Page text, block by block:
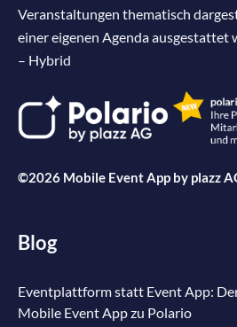
Veranstaltungen thematisch
einer eigenen Agenda ausgestattet
– Hybrid
©2026 Mobile Event App by plazz
Blog
Eventplattform statt Event App:
Mobile Event App zu Polario